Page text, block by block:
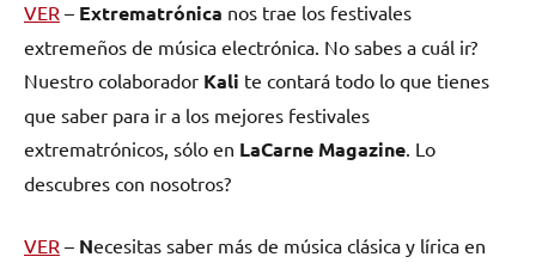
VER – Extrematrónica nos trae los festivales
extremeños de música electrónica. No sabes a cuál ir?
Nuestro colaborador Kali te contará todo lo que tienes
que saber para ir a los mejores festivales
extrematrónicos, sólo en LaCarne Magazine . Lo
descubres con nosotros?
VER – Necesitas saber más de música clásica y lírica en